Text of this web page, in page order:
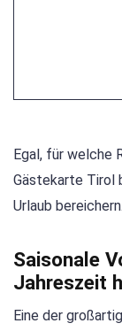
Egal, für welche
Gästekarte Tirol
Urlaub bereichern.
Saisonale
Jahreszeit
Eine der